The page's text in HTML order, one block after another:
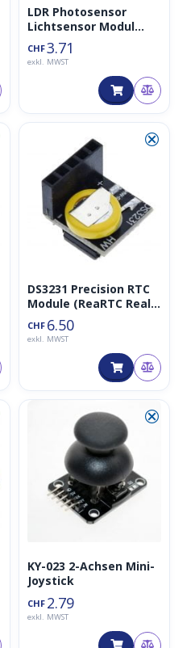
LDR Photosensor
Lichtsensor Modul
digital/analog mit
LM393 Schaltung
kompakt
CHF3.71
exkl. MWST
⮿
DS3231 Precision RTC
Module (ReaRTC Real-
Time-Clock DS3231 I2C
Zeitgeber inkl.
Batterielt Time Clock)
CHF 6.50
exkl. MWST
⮿
KY-023 2-Achsen Mini-
Joystick
CHF 2.79
exkl. MWST